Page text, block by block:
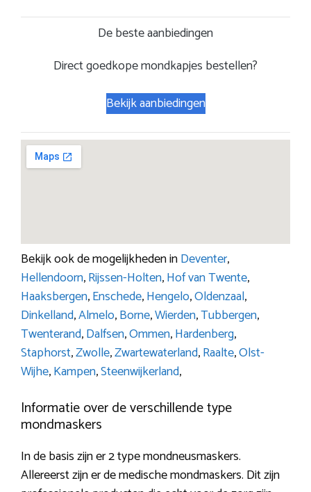
De beste aanbiedingen
Direct goedkope mondkapjes bestellen?
Bekijk aanbiedingen
Bekijk ook de mogelijkheden inDeventer,
Hellendoorn,Rijssen-Holten,Hof van Twente,
Haaksbergen,Enschede,Hengelo,Oldenzaal,
Dinkelland,Almelo,Borne,Wierden,Tubbergen,
Twenterand,Dalfsen,Ommen,Hardenberg,
Staphorst,Zwolle,Zwartewaterland,Raalte,Olst-
Wijhe,Kampen,Steenwijkerland,
Informatie over de verschillende type
mondmaskers
In de basis zijn er 2 type mondneusmaskers.
Allereerst zijn er de medische mondmaskers. Dit zijn